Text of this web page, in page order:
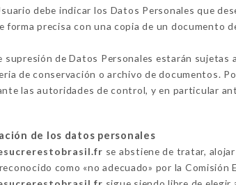
debe indicar los Datos Personales que
forma precisa con una copia de un documento
supresión de Datos Personales estarán sujetas
de conservación o archivo de documentos.
las autoridades de control, y en particular
de los datos personales
se abstiene de tratar,
como «no adecuado» por la